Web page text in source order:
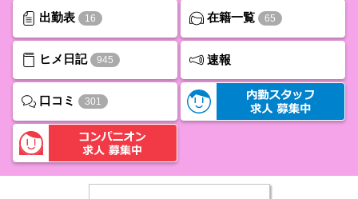
出勤表 16 在籍一覧 65
ヒメ日記 945 速報
口コミ 301